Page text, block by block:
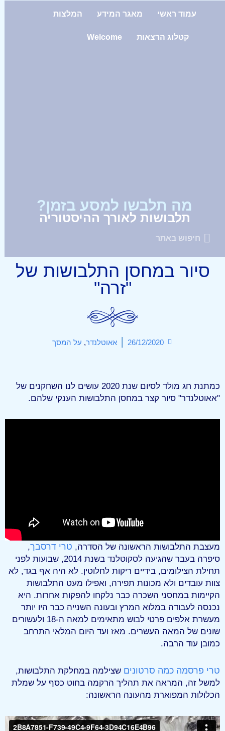
עמוד ראשי מאגר המידע המלצות
קטלוג הרצאות Welcome
מה תלבשו למסע בזמן?
תלבושות לאורך ההיסטוריה
סיור במחסן התלבושות של
"זרה"
26/12/2020 אאוטלנדר, על המסך
כמתנת חג מולד לסיום שנת 2020 עושים לנו השחקנים של
"אאוטלנדר" סיור קצר במחסן התלבושות הענקי שלהם.
מעצבת התלבושות הראשונה של הסדרה, טרי דרסבך,
סיפרה בעבר שהגיעה לסקוטלנד בשנת 2014, שבועות לפני
תחילת הצילומים, בידיים ריקות לחלוטין. לא היה אף בגד, לא
צוות עובדים ולא מכונות תפירה, ואפילו מעט התלבושות
הקיימות במחסני השכרה כבר נלקחו להפקות אחרות. היא
נכנסה לעבודה במלוא המרץ ובעונה השנייה כבר היו יותר
מעשרת אלפים פרטי לבוש מתאימים למאה ה-18 ולעשורים
שונים של המאה העשרים. מאז ועד היום המלאי התרחב
כמובן עוד הרבה.
טרי פרסמה כמה סרטונים שצילמה במחלקת התלבושות,
למשל זה, המראה את תהליך הרקמה בחוט כסף על שמלת
הכלולות המפוארת מהעונה הראשונה: